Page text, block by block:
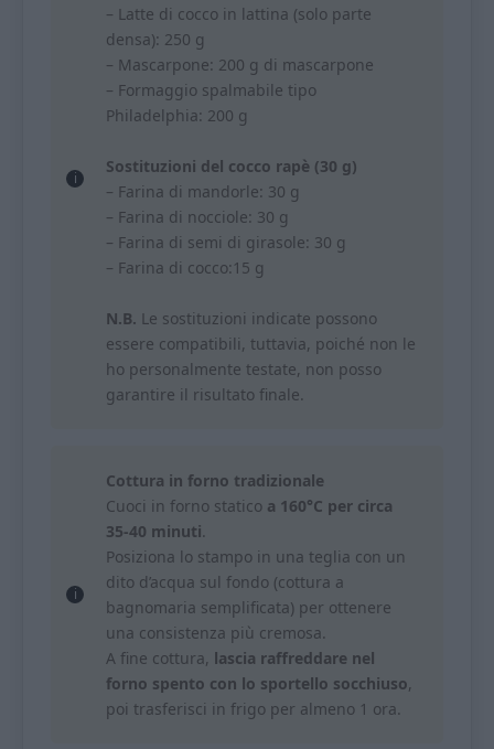
– Latte di cocco in lattina (solo parte
densa): 250 g
– Mascarpone: 200 g di mascarpone
– Formaggio spalmabile tipo
Philadelphia: 200 g
Sostituzioni del cocco rapè (30 g)
– Farina di mandorle: 30 g
– Farina di nocciole: 30 g
– Farina di semi di girasole: 30 g
– Farina di cocco:15 g
N.B. Le sostituzioni indicate possono
essere compatibili, tuttavia, poiché non le
ho personalmente testate, non posso
garantire il risultato finale.
Cottura in forno tradizionale
Cuoci in forno statico a 160°C per circa
35-40 minuti.
Posiziona lo stampo in una teglia con un
dito d’acqua sul fondo (cottura a
bagnomaria semplificata) per ottenere
una consistenza più cremosa.
A fine cottura, lascia raffreddare nel
forno spento con lo sportello socchiuso,
poi trasferisci in frigo per almeno 1 ora.